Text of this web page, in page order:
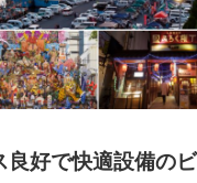
良好で快適設備の